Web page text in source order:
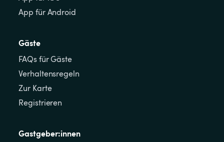
App für Android
Gäste
FAQs für Gäste
Verhaltensregeln
Zur Karte
Registrieren
Gastgeber:innen